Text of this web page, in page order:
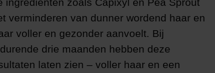
ingrediënten zoals Capixyl en Pea Sprout
verminderen van dunner wordend haar en
voller en gezonder aanvoelt. Bij
drie maanden hebben deze
laten zien – voller haar en een